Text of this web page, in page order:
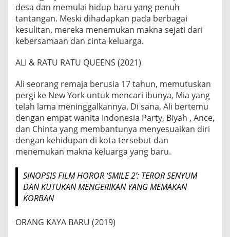
desa dan memulai hidup baru yang penuh
tantangan. Meski dihadapkan pada berbagai
kesulitan, mereka menemukan makna sejati dari
kebersamaan dan cinta keluarga.
ALI & RATU RATU QUEENS (2021)
Ali seorang remaja berusia 17 tahun, memutuskan
pergi ke New York untuk mencari ibunya, Mia yang
telah lama meninggalkannya. Di sana, Ali bertemu
dengan empat wanita Indonesia Party, Biyah , Ance,
dan Chinta yang membantunya menyesuaikan diri
dengan kehidupan di kota tersebut dan
menemukan makna keluarga yang baru.
SINOPSIS FILM HOROR ‘SMILE 2’: TEROR SENYUM
DAN KUTUKAN MENGERIKAN YANG MEMAKAN
KORBAN
ORANG KAYA BARU (2019)